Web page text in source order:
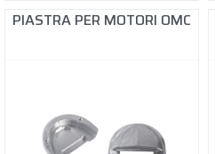
PIASTRA PER MOTORI OMC